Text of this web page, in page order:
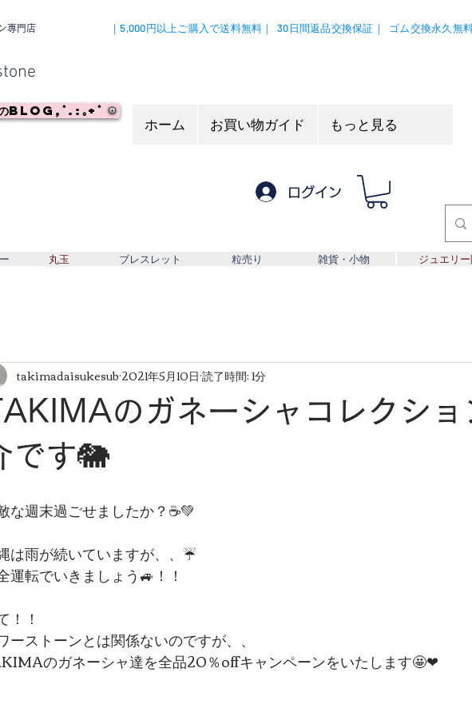
専門店 ｜5,000円以上ご購入で送料無料｜ 30日間返品交換保証｜ ゴム交換永久無
Blog,ﾟ.:｡+ﾟ
ホーム
お買い物ガイド もっと見る
丸玉
ログイン
ブレスレット 粒売り 雑貨・小物 ジュエリ
のガネーシャコレクショ
です🐘
takimadaisukesub2021年5月10日読了時間: 1分
な週末過ごせましたか？☕💚
は雨が続いていますが、、☔
運転でいきましょう🚙！！
！！
ーストーンとは関係ないのですが、、
のガネーシャ達を全品20％offキャンペーンをいたします🤩❤